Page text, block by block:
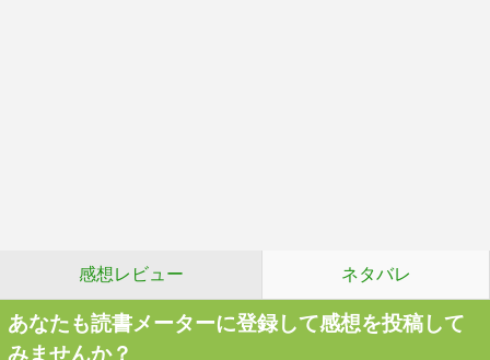
感想レビュー ネタバレ
あなたも読書メーターに登録して感想を投稿して
みませんか？